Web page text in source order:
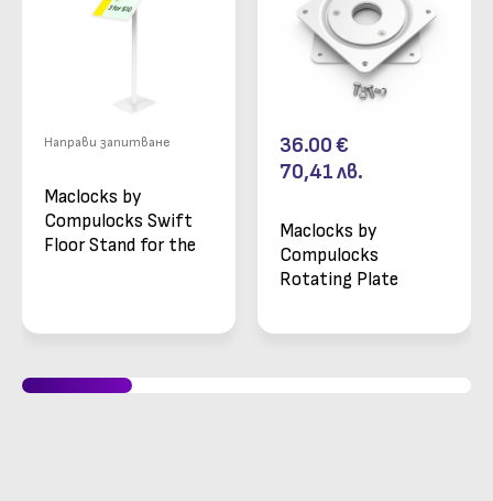
Направи запитване
Maclocks by
Compulocks Swift
Floor Stand for the
36.00€
70,41лв.
Maclocks by
Compulocks
Rotating Plate
плоча за дисплей до